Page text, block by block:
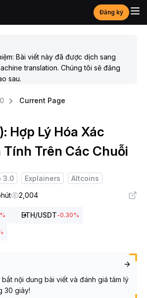
Đăng ký
Bài viết này đã được dịch sang
translation. Chúng tôi sẽ đăng
sau.
Current Page
Hợp Lý Hóa Xác
Tính Trên Các Chuỗi
3.0 Explainers
Altcoins
2,004
% ETH/USDT-0.30%
nội dung bài viết và đánh giá tâm lý
30 giây!